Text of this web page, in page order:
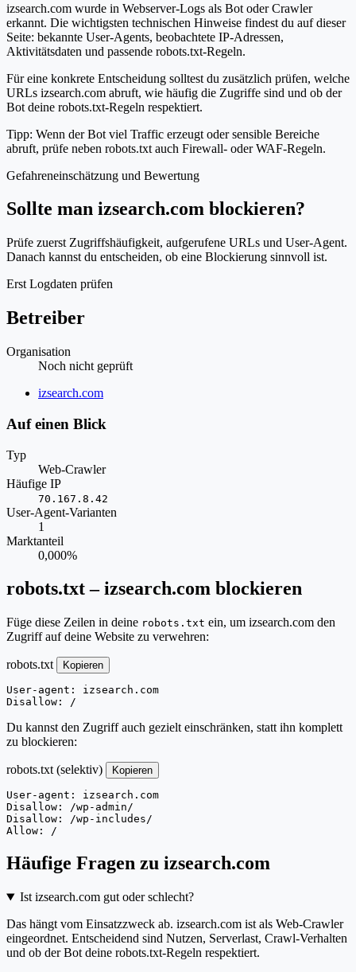
izsearch.com wurde in Webserver-Logs als Bot oder Crawler
erkannt. Die wichtigsten technischen Hinweise findest du auf dieser
Seite: bekannte User-Agents, beobachtete IP-Adressen,
Aktivitätsdaten und passende robots.txt-Regeln.
Für eine konkrete Entscheidung solltest du zusätzlich prüfen, welche
URLs izsearch.com abruft, wie häufig die Zugriffe sind und ob der
Bot deine robots.txt-Regeln respektiert.
Tipp: Wenn der Bot viel Traffic erzeugt oder sensible Bereiche
abruft, prüfe neben robots.txt auch Firewall- oder WAF-Regeln.
Gefahreneinschätzung und Bewertung
Sollte man izsearch.com blockieren?
Prüfe zuerst Zugriffshäufigkeit, aufgerufene URLs und User-Agent.
Danach kannst du entscheiden, ob eine Blockierung sinnvoll ist.
Erst Logdaten prüfen
Betreiber
Organisation
Noch nicht geprüft
Website
izsearch.com
Auf einen Blick
Typ
Web-Crawler
Häufige IP
70.167.8.42
User-Agent-Varianten
1
Marktanteil
0,000%
robots.txt – izsearch.com blockieren
Füge diese Zeilen in deine robots.txt ein, um izsearch.com den
Zugriff auf deine Website zu verwehren:
robots.txt Kopieren
User-agent: izsearch.com
Disallow: /
Du kannst den Zugriff auch gezielt einschränken, statt ihn komplett
zu blockieren:
robots.txt (selektiv) Kopieren
User-agent: izsearch.com
Disallow: /wp-admin/
Disallow: /wp-includes/
Allow: /
Häufige Fragen zu izsearch.com
Ist izsearch.com gut oder schlecht?
Das hängt vom Einsatzzweck ab. izsearch.com ist als Web-Crawler
eingeordnet. Entscheidend sind Nutzen, Serverlast, Crawl-Verhalten
und ob der Bot deine robots.txt-Regeln respektiert.